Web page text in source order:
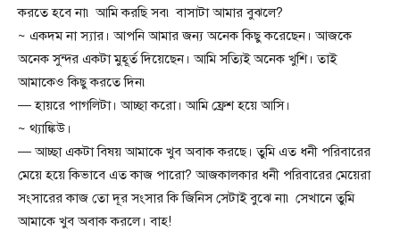
করতে হবে না৷ আমি করছি সব৷ বাসাটা আমার বুঝলে?
~ একদম না স্যার। আপনি আমার জন্য অনেক কিছু করেছেন। আজকে
অনেক সুন্দর একটা মুহূর্ত দিয়েছেন। আমি সত্যিই অনেক খুশি। তাই
আমাকেও কিছু করতে দিন৷
— হায়রে পাগলিটা। আচ্ছা করো। আমি ফ্রেশ হয়ে আসি।
~ থ্যাঙ্কিউ।
— আচ্ছা একটা বিষয় আমাকে খুব অবাক করছে। তুমি এত ধনী পরিবারের
মেয়ে হয়ে কিভাবে এত কাজ পারো? আজকালকার ধনী পরিবারের মেয়েরা
সংসারের কাজ তো দূর সংসার কি জিনিস সেটাই বুঝে না৷ সেখানে তুমি
আমাকে খুব অবাক করলে। বাহ!